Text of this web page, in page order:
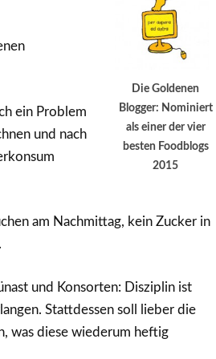
Die Goldenen
Blogger: Nominiert
als einer der vier
besten Foodblogs
2015
ein Problem
und nach
am Nachmittag, kein Zucker in
und Konsorten: Disziplin ist
Stattdessen soll lieber die
was diese wiederum heftig